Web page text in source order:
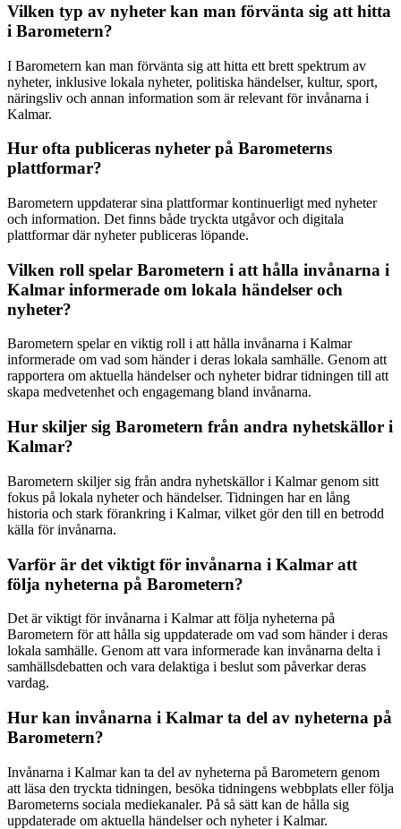
Vilken typ av nyheter kan man förvänta sig att hitta
i Barometern?
I Barometern kan man förvänta sig att hitta ett brett spektrum av
nyheter, inklusive lokala nyheter, politiska händelser, kultur, sport,
näringsliv och annan information som är relevant för invånarna i
Kalmar.
Hur ofta publiceras nyheter på Barometerns
plattformar?
Barometern uppdaterar sina plattformar kontinuerligt med nyheter
och information. Det finns både tryckta utgåvor och digitala
plattformar där nyheter publiceras löpande.
Vilken roll spelar Barometern i att hålla invånarna i
Kalmar informerade om lokala händelser och
nyheter?
Barometern spelar en viktig roll i att hålla invånarna i Kalmar
informerade om vad som händer i deras lokala samhälle. Genom att
rapportera om aktuella händelser och nyheter bidrar tidningen till att
skapa medvetenhet och engagemang bland invånarna.
Hur skiljer sig Barometern från andra nyhetskällor i
Kalmar?
Barometern skiljer sig från andra nyhetskällor i Kalmar genom sitt
fokus på lokala nyheter och händelser. Tidningen har en lång
historia och stark förankring i Kalmar, vilket gör den till en betrodd
källa för invånarna.
Varför är det viktigt för invånarna i Kalmar att
följa nyheterna på Barometern?
Det är viktigt för invånarna i Kalmar att följa nyheterna på
Barometern för att hålla sig uppdaterade om vad som händer i deras
lokala samhälle. Genom att vara informerade kan invånarna delta i
samhällsdebatten och vara delaktiga i beslut som påverkar deras
vardag.
Hur kan invånarna i Kalmar ta del av nyheterna på
Barometern?
Invånarna i Kalmar kan ta del av nyheterna på Barometern genom
att läsa den tryckta tidningen, besöka tidningens webbplats eller följa
Barometerns sociala mediekanaler. På så sätt kan de hålla sig
uppdaterade om aktuella händelser och nyheter i Kalmar.